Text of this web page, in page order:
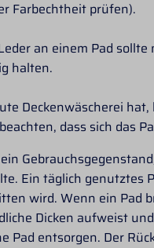
Farbechtheit prüfen).
an einem Pad
halten.
Deckenwäscherei
dass sich das
Ein täglich genutztes
wird. Wenn ein Pad
Dicken aufweist
Pad entsorgen. Der